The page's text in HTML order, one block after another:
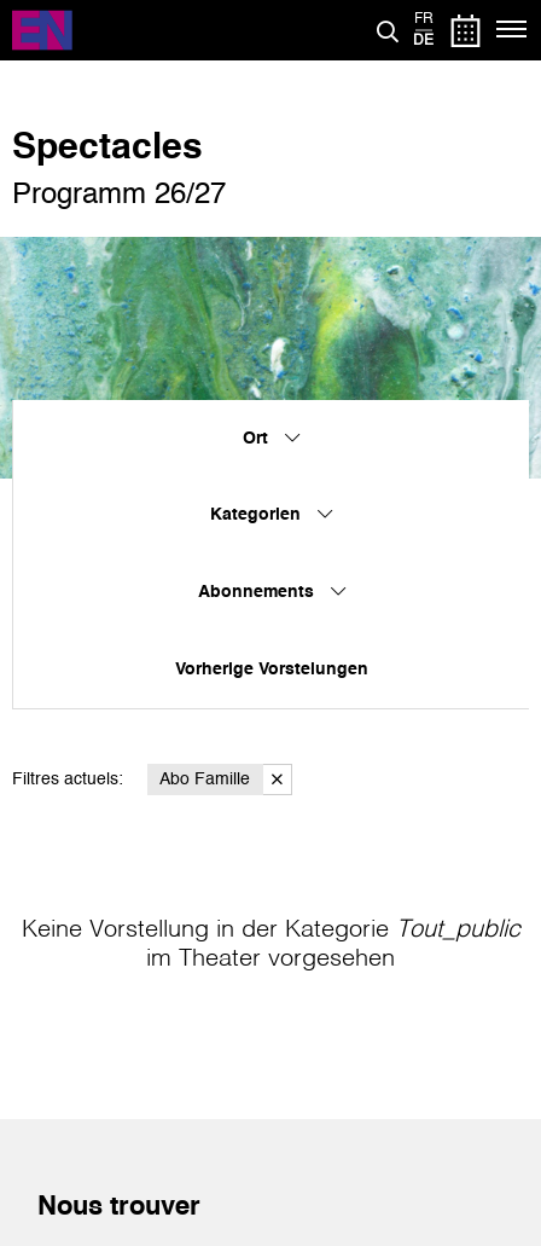
Direkt
zum
Inhalt
FR
DE
Spectacles
Programm 26/27
Ort
Kategorien
Abonnements
Vorherige Vorstelungen
Filtres actuels: Abo Famille
Keine Vorstellung in der Kategorie Tout_public
im Theater vorgesehen
Nous trouver